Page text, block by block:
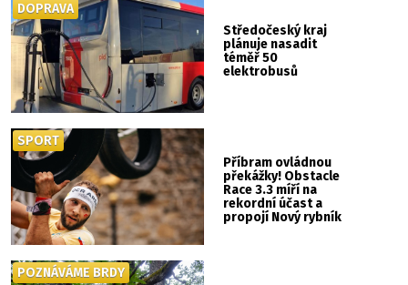
Středočeský kraj
plánuje nasadit
téměř 50
elektrobusů
DOPRAVA
Příbram ovládnou
překážky! Obstacle
Race 3.3 míří na
rekordní účast a
propojí Nový rybník
SPORT
POZNÁVÁME BRDY